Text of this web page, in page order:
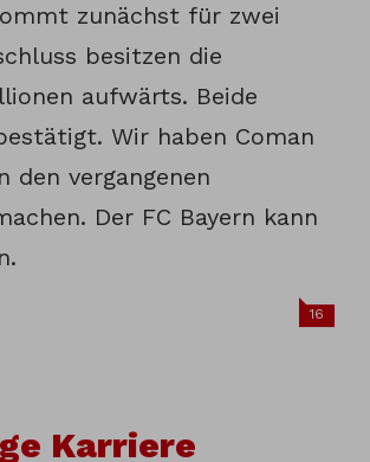
zunächst für zwei
besitzen die
aufwärts. Beide
Wir haben Coman
den vergangenen
Der FC Bayern kann
16
Karriere